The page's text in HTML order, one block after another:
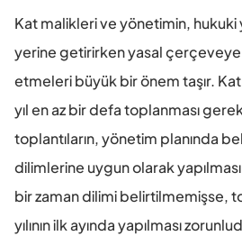
Kat malikleri ve yönetimin,
yerine getirirken yasal
etmeleri büyük bir önem taşır.
yıl en az bir defa toplanması
toplantıların, yönetim planında
dilimlerine uygun olarak
bir zaman dilimi belirtilmemişse,
yılının ilk ayında yapılması